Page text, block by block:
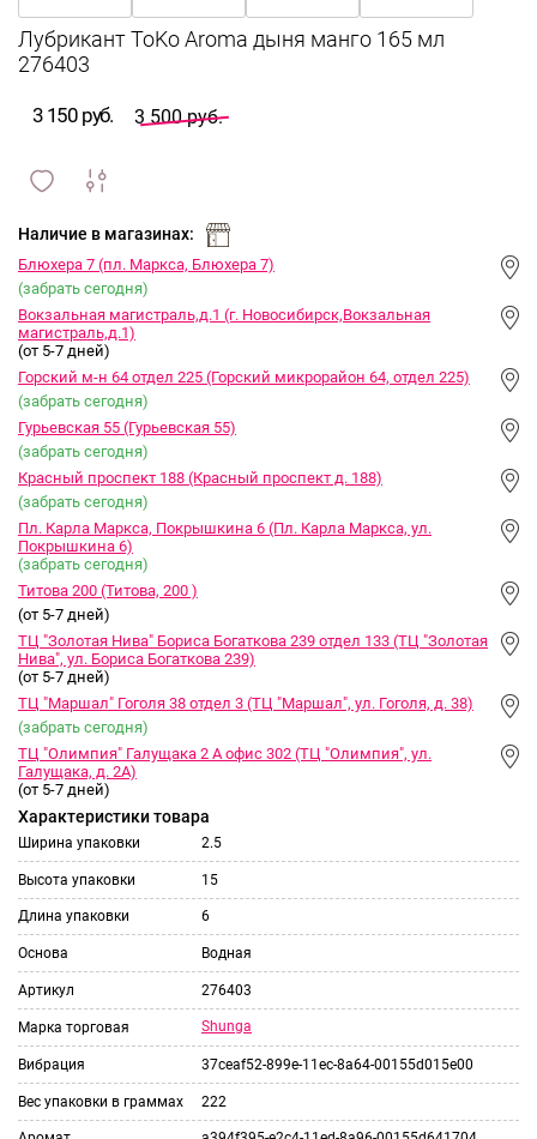
3 150 руб. 3 500 руб.
и
Наличие в магазинах:
Блюхера 7 (пл. Маркса, Блюхера 7)
(забрать сегодня)
Вокзальная магистраль,д.1 (г. Новосибирск,Вокзальная
магистраль,д.1)
(от 5-7 дней)
Горский м-н 64 отдел 225 (Горский микрорайон 64, отдел 225)
(забрать сегодня)
Гурьевская 55 (Гурьевская 55)
(забрать сегодня)
Красный проспект 188 (Красный проспект д. 188)
(забрать сегодня)
Пл. Карла Маркса, Покрышкина 6 (Пл. Карла Маркса, ул.
Покрышкина 6)
(забрать сегодня)
Титова 200 (Титова, 200 )
(от 5-7 дней)
ТЦ "Золотая Нива" Бориса Богаткова 239 отдел 133 (ТЦ "Золотая
Нива", ул. Бориса Богаткова 239)
(от 5-7 дней)
ТЦ "Маршал" Гоголя 38 отдел 3 (ТЦ "Маршал", ул. Гоголя, д. 38)
(забрать сегодня)
ТЦ "Олимпия" Галущака 2 А офис 302 (ТЦ "Олимпия", ул.
Галущака, д. 2А)
(от 5-7 дней)
Характеристики товара
Ширина упаковки 2.5
Высота упаковки 15
Длина упаковки 6
Основа Водная
Артикул 276403
Марка торговая Shunga
Вибрация 37ceaf52-899e-11ec-8a64-00155d015e00
Вес упаковки в граммах 222